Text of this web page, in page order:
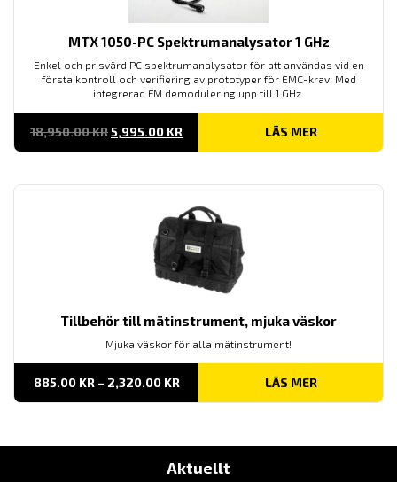
MTX 1050-PC Spektrumanalysator 1 GHz
Enkel och prisvärd PC spektrumanalysator för att användas vid en
första kontroll och verifiering av prototyper för EMC-krav. Med
integrerad FM demodulering upp till 1 GHz.
18,950.00KR DET
URSPRUNGLIGA
PRISET
5,995.00 KRDET
NUVARANDE
PRISET
LÄS MER
Tillbehör till mätinstrument, mjuka väskor
Mjuka väskor för alla mätinstrument!
885.00 KR – 2,320.00 KRPRISINTERVALL:
TILL
LÄS MER
Aktuellt